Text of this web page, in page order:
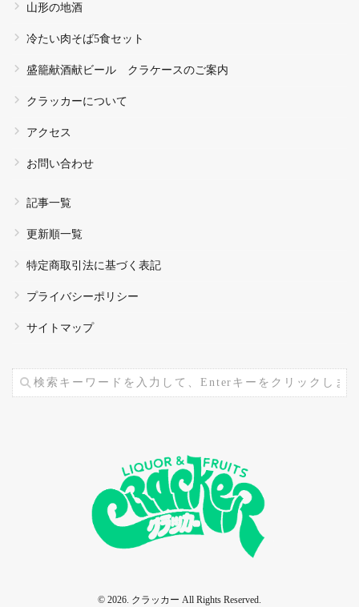
山形の地酒
冷たい肉そば5食セット
盛籠献酒献ビール クラケースのご案内
クラッカーについて
アクセス
お問い合わせ
記事一覧
更新順一覧
特定商取引法に基づく表記
プライバシーポリシー
サイトマップ
© 2026. クラッカー All Rights Reserved.